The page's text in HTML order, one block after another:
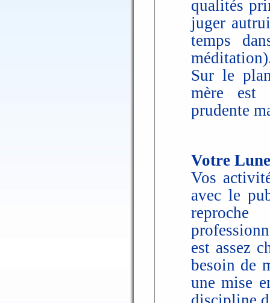
qualités
juger
temps
Sur le
mère est
prudente
Votre
Vos
avec le
est assez
besoin de
une mise